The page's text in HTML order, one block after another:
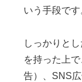
いう手段です
しっかりと
を持った上
告）、SNS